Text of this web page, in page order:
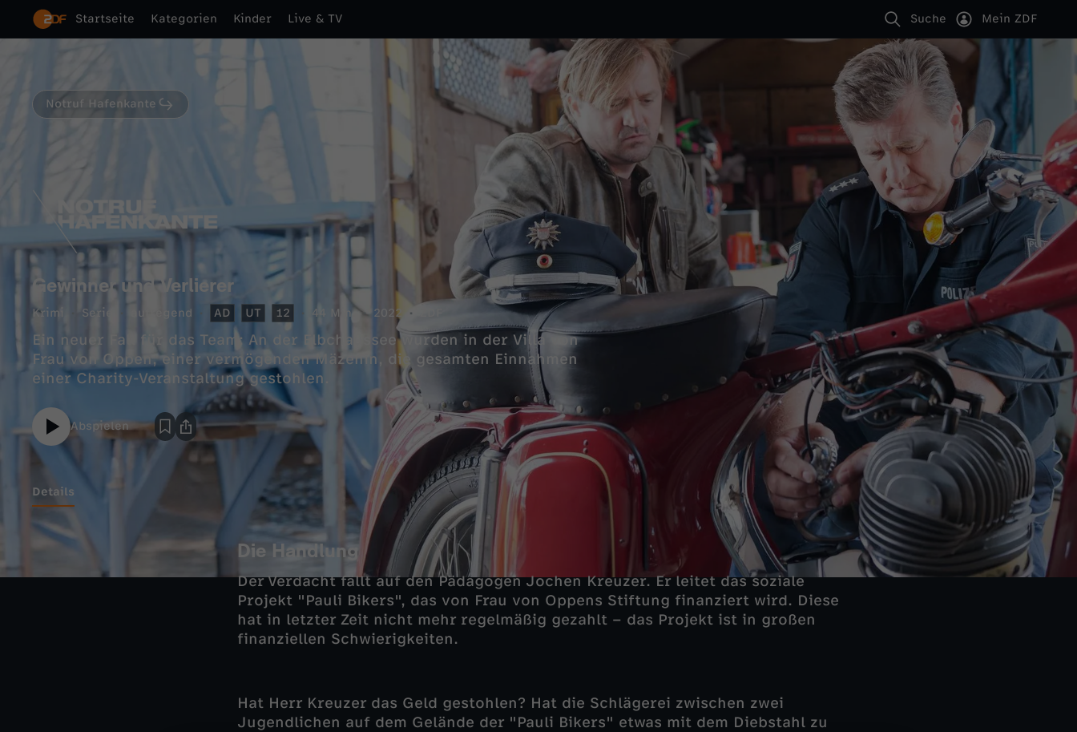
Startseite Kategorien Kinder Live & TV Suche Mein ZDF
Notruf Hafenkante
Gewinner und Verlierer
Krimi Serie aufregend AD UT 12 44 Min. 2022
Ein neuer Fall für das Team: An der Elbchaussee wurden in der Villa von
Frau von Oppen, einer vermögenden Mäzenin, die gesamten Einnahmen
einer Charity-Veranstaltung gestohlen.
Abspielen
Details
Die Handlung
Der Verdacht fällt auf den Pädagogen Jochen Kreuzer. Er leitet das soziale
Projekt "Pauli Bikers", das von Frau von Oppens Stiftung finanziert wird. Diese
hat in letzter Zeit nicht mehr regelmäßig gezahlt – das Projekt ist in großen
finanziellen Schwierigkeiten.
Hat Herr Kreuzer das Geld gestohlen? Hat die Schlägerei zwischen zwei
Jugendlichen auf dem Gelände der "Pauli Bikers" etwas mit dem Diebstahl zu